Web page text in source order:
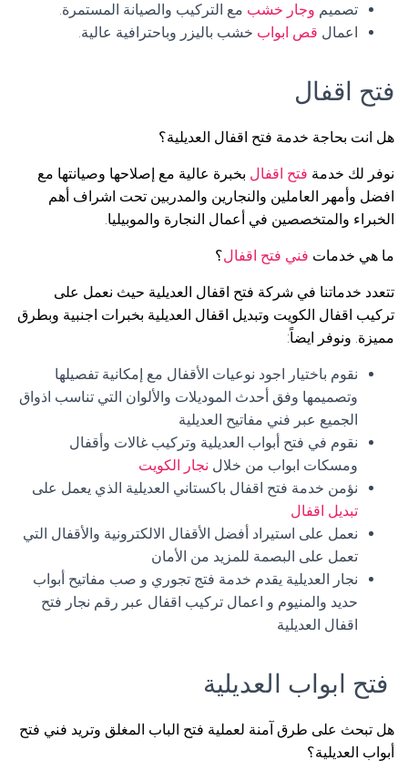
تصميم وجار خشب مع التركيب والصيانة المستمرة.
اعمال قص ابواب خشب باليزر وباحترافية عالية.
فتح اقفال
هل انت بحاجة خدمة فتح اقفال العديلية؟
نوفر لك خدمة فتح اقفال بخبرة عالية مع إصلاحها وصيانتها مع
افضل وأمهر العاملين والنجارين والمدربين تحت اشراف أهم
الخبراء والمتخصصين في أعمال النجارة والموبيليا.
ما هي خدمات فني فتح اقفال؟
تتعدد خدماتنا في شركة فتح اقفال العديلية حيث نعمل على
تركيب اقفال الكويت وتبديل اقفال العديلية بخبرات اجنبية وبطرق
مميزة. ونوفر ايضاً:
نقوم باختيار اجود نوعيات الأقفال مع إمكانية تفصيلها
وتصميمها وفق أحدث الموديلات والألوان التي تناسب اذواق
الجميع عبر فني مفاتيح العديلية
نقوم في فتح أبواب العديلية وتركيب غالات وأقفال
ومسكات ابواب من خلال نجار الكويت
نؤمن خدمة فتح اقفال باكستاني العديلية الذي يعمل على
تبديل اقفال
نعمل على استيراد أفضل الأقفال الالكترونية والأقفال التي
تعمل على البصمة للمزيد من الأمان
نجار العديلية يقدم خدمة فتج تجوري و صب مفاتيح أبواب
حديد والمنيوم و اعمال تركيب اقفال عبر رقم نجار فتح
اقفال العديلية
فتح ابواب العديلية
هل تبحث على طرق آمنة لعملية فتح الباب المغلق وتريد فني فتح
أبواب العديلية؟